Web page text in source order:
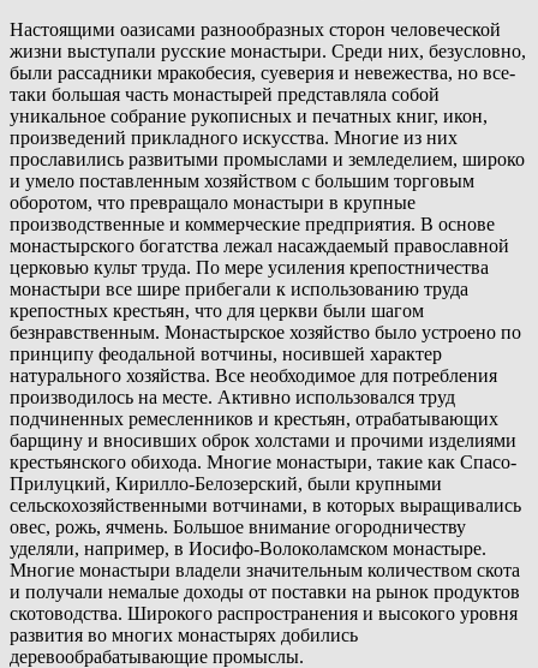
Настоящими оазисами разнообразных сторон человеческой
жизни выступали русские монастыри. Среди них, безусловно,
были рассадники мракобесия, суеверия и невежества, но все-
таки большая часть монастырей представляла собой
уникальное собрание рукописных и печатных книг, икон,
произведений прикладного искусства. Многие из них
прославились развитыми промыслами и земледелием, широко
и умело поставленным хозяйством с большим торговым
оборотом, что превращало монастыри в крупные
производственные и коммерческие предприятия. В основе
монастырского богатства лежал насаждаемый православной
церковью культ труда. По мере усиления крепостничества
монастыри все шире прибегали к использованию труда
крепостных крестьян, что для церкви были шагом
безнравственным. Монастырское хозяйство было устроено по
принципу феодальной вотчины, носившей характер
натурального хозяйства. Все необходимое для потребления
производилось на месте. Активно использовался труд
подчиненных ремесленников и крестьян, отрабатывающих
барщину и вносивших оброк холстами и прочими изделиями
крестьянского обихода. Многие монастыри, такие как Спасо-
Прилуцкий, Кирилло-Белозерский, были крупными
сельскохозяйственными вотчинами, в которых выращивались
овес, рожь, ячмень. Большое внимание огородничеству
уделяли, например, в Иосифо-Волоколамском монастыре.
Многие монастыри владели значительным количеством скота
и получали немалые доходы от поставки на рынок продуктов
скотоводства. Широкого распространения и высокого уровня
развития во многих монастырях добились
деревообрабатывающие промыслы.